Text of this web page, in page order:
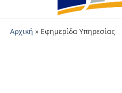
Αρχική » Εφημερίδα Υπηρεσίας